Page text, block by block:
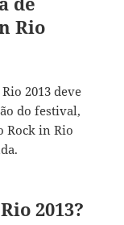
Rio
2013 deve
do festival,
Rock in Rio
2013?